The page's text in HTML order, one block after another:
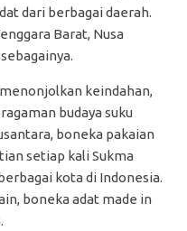
dari berbagai daerah.
Barat, Nusa
keindahan,
budaya suku
boneka pakaian
setiap kali Sukma
kota di Indonesia.
boneka adat made in